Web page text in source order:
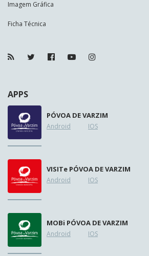
Imagem Gráfica
Ficha Técnica
APPS
PÓVOA DE VARZIM
Android IOS
VISITe PÓVOA DE VARZIM
Android IOS
MOBi PÓVOA DE VARZIM
Android IOS